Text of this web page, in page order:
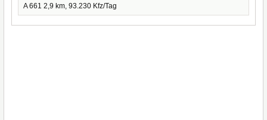
A 661 2,9 km, 93.230 Kfz/Tag